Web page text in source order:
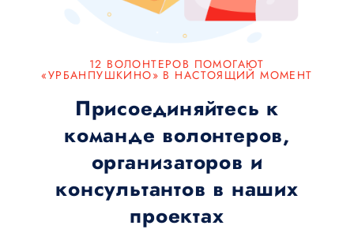
12 ВОЛОНТЕРОВ ПОМОГАЮТ
«УРБАНПУШКИНО» В НАСТОЯЩИЙ МОМЕНТ
Присоединяйтесь к
команде волонтеров,
организаторов и
консультантов в наших
проектах